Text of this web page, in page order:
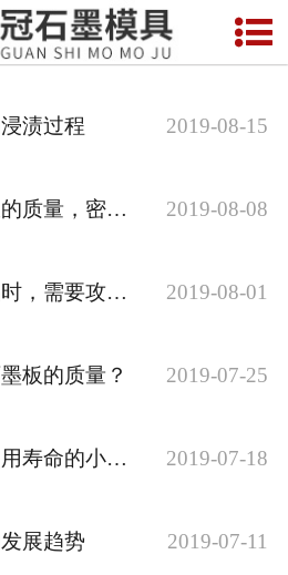
网站首页
产品中心
新闻中心
渍过程 2019-08-15
辨别成都高纯石墨板的质量，密度才是关键！ 2019-08-08
在加工成都石墨制品时，需要攻克的难题有哪些？ 2019-08-01
板的质量？ 2019-07-25
延长成都石墨模具使用寿命的小技巧 2019-07-18
展趋势 2019-07-11